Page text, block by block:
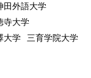
田外語大学
寺大学
大学
三育学院大学